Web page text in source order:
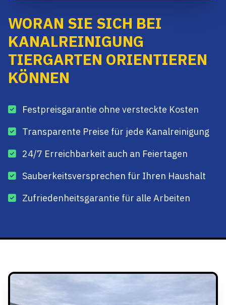
WORAN SIE SICH BEI
KANALREINIGUNG
TIERGARTEN ORIENTIEREN
KÖNNEN
Festpreisgarantie ohne versteckte Kosten
Transparente Preise für jede Kanalreinigung
24/7 Erreichbarkeit auch an Feiertagen
Sauberkeitsversprechen für Ihren Haushalt
Zufriedenheitsgarantie für alle Arbeiten